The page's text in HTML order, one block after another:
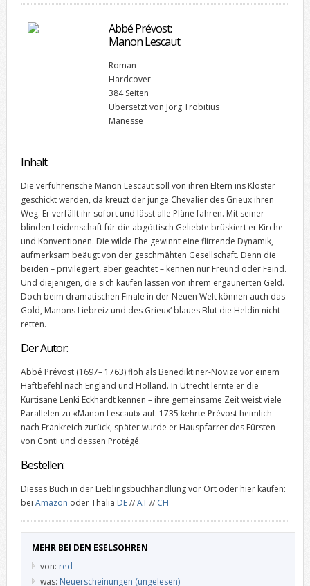
Abbé Prévost:
Manon Lescaut
Roman
Hardcover
384 Seiten
Übersetzt von Jörg Trobitius
Manesse
Inhalt:
Die verführerische Manon Lescaut soll von ihren Eltern ins Kloster
geschickt werden, da kreuzt der junge Chevalier des Grieux ihren
Weg. Er verfällt ihr sofort und lässt alle Pläne fahren. Mit seiner
blinden Leidenschaft für die abgöttisch Geliebte brüskiert er Kirche
und Konventionen. Die wilde Ehe gewinnt eine flirrende Dynamik,
aufmerksam beäugt von der geschmähten Gesellschaft. Denn die
beiden – privilegiert, aber geächtet – kennen nur Freund oder Feind.
Und diejenigen, die sich kaufen lassen von ihrem ergaunerten Geld.
Doch beim dramatischen Finale in der Neuen Welt können auch das
Gold, Manons Liebreiz und des Grieux‘ blaues Blut die Heldin nicht
retten.
Der Autor:
Abbé Prévost (1697– 1763) floh als Benediktiner-Novize vor einem
Haftbefehl nach England und Holland. In Utrecht lernte er die
Kurtisane Lenki Eckhardt kennen – ihre gemeinsame Zeit weist viele
Parallelen zu «Manon Lescaut» auf. 1735 kehrte Prévost heimlich
nach Frankreich zurück, später wurde er Hauspfarrer des Fürsten
von Conti und dessen Protégé.
Bestellen:
Dieses Buch in der Lieblingsbuchhandlung vor Ort oder hier kaufen:
bei Amazon oder Thalia DE//AT// CH
MEHR BEI DEN ESELSOHREN
von: red
was: Neuerscheinungen (ungelesen)